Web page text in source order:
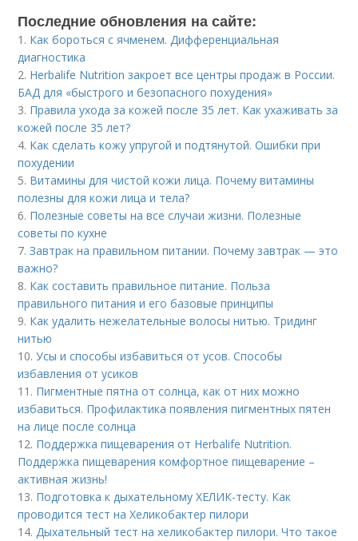
Последние обновления на сайте:
1. Как бороться с ячменем. Дифференциальная
диагностика
2. Herbalife Nutrition закроет все центры продаж в России.
БАД для «быстрого и безопасного похудения»
3. Правила ухода за кожей после 35 лет. Как ухаживать за
кожей после 35 лет?
4. Как сделать кожу упругой и подтянутой. Ошибки при
похудении
5. Витамины для чистой кожи лица. Почему витамины
полезны для кожи лица и тела?
6. Полезные советы на все случаи жизни. Полезные
советы по кухне
7.Завтрак на правильном питании. Почему завтрак — это
важно?
8. Как составить правильное питание. Польза
правильного питания и его базовые принципы
9. Как удалить нежелательные волосы нитью. Тридинг
нитью
10.Усы и способы избавиться от усов. Способы
избавления от усиков
11. Пигментные пятна от солнца, как от них можно
избавиться. Профилактика появления пигментных пятен
на лице после солнца
12. Поддержка пищеварения от Herbalife Nutrition.
Поддержка пищеварения комфортное пищеварение –
активная жизнь!
13. Подготовка к дыхательному ХЕЛИК-тесту. Как
проводится тест на Хеликобактер пилори
14.Дыхательный тест на хеликобактер пилори. Что такое